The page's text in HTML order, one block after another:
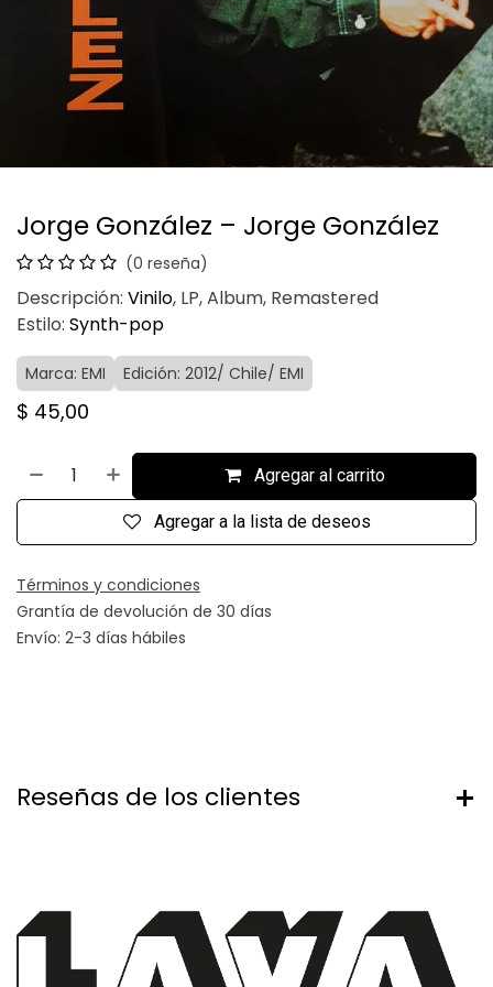
Jorge González – Jorge González
(0 reseña)
Descripción: Vinilo, LP, Album, Remastered
Estilo: Synth-pop
Marca: EMI Edición: 2012/ Chile/ EMI
$ 45,00
Agregar al carrito
Agregar a la lista de deseos
Términos y condiciones
Grantía de devolución de 30 días
Envío: 2-3 días hábiles
Reseñas de los clientes